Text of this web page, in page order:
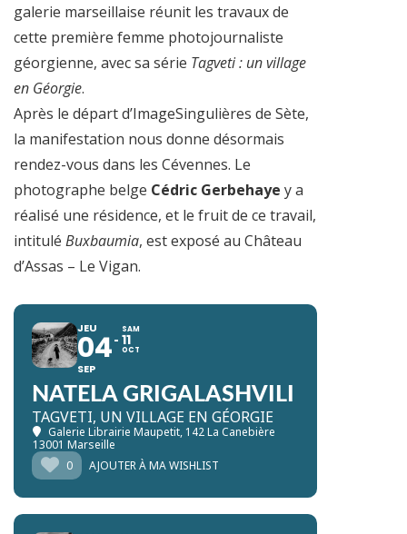
galerie marseillaise réunit les travaux de
cette première femme photojournaliste
géorgienne, avec sa série Tagveti : un village
en Géorgie.
Après le départ d’ImageSingulières de Sète,
la manifestation nous donne désormais
rendez-vous dans les Cévennes. Le
photographe belge Cédric Gerbehaye y a
réalisé une résidence, et le fruit de ce travail,
intitulé Buxbaumia, est exposé au Château
d’Assas – Le Vigan.
JEU
04
SEP
SAM
11
OCT
NATELA GRIGALASHVILI
TAGVETI, UN VILLAGE EN GÉORGIE
Galerie Librairie Maupetit, 142 La Canebière
13001 Marseille
0
AJOUTER À MA WISHLIST